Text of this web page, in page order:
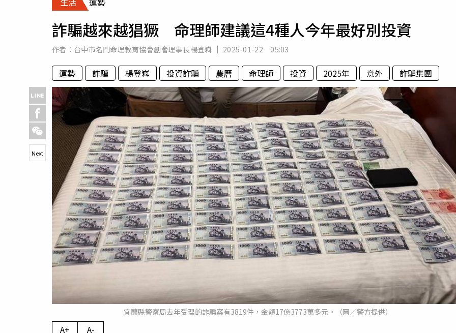
專欄
房產新勢力
運勢
梅酒
詐騙越來越猖獗 命理師建議這4種人今年最好別投資
作者： 台中市名門命理教育協會創會理事長楊登嵙 2025-01-22 05:03
運勢 詐騙 楊登嵙 投資詐騙 農曆 命理師 投資 2025年 意外 詐騙集團
宜蘭縣警察局去年受理的詐騙案有3819件，金額17億3773萬多元。（圖／警方提供）
Next
A+ A-